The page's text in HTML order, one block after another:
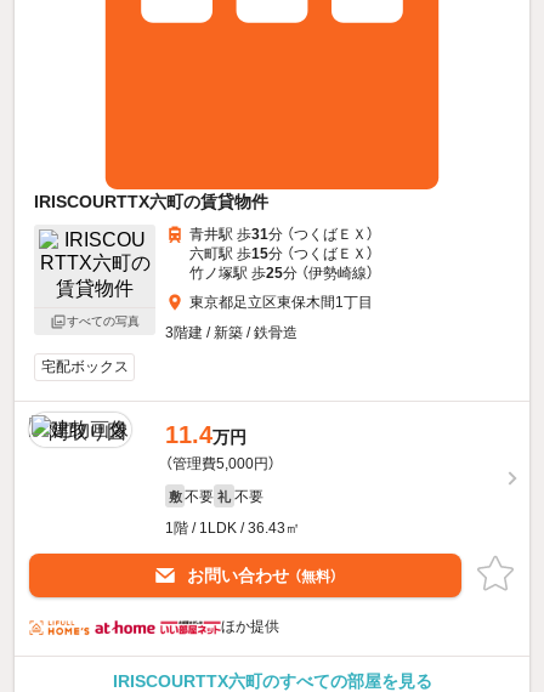
IRISCOURTTX六町の賃貸物件
すべての写真
青井駅 歩31分 （つくばＥＸ）
六町駅 歩15分 （つくばＥＸ）
竹ノ塚駅 歩25分 （伊勢崎線）
東京都足立区東保木間1丁目
3階建 / 新築 / 鉄骨造
宅配ボックス
11.4万円
（管理費5,000円）
敷 不要 礼 不要
1階 / 1LDK / 36.43㎡
お問い合わせ （無料）
ほか提供
IRISCOURTTX六町のすべての部屋を見る